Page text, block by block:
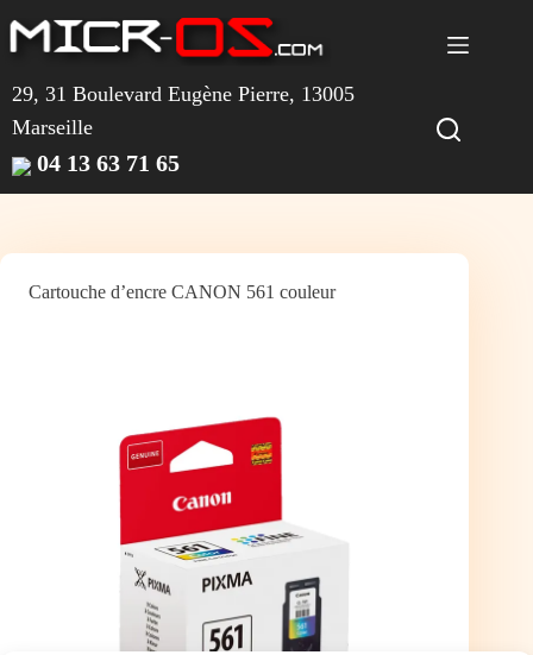
au
contenu
29, 31 Boulevard Eugène Pierre, 13005
Marseille
04 13 63 71 65
Cartouche d’encre CANON 561 couleur